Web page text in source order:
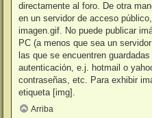
directamente al foro. De otra
en un servidor de acceso
imagen.gif. No puede publicar
PC (a menos que sea un
las que se encuentren
autenticación, e.j. hotmail o
contraseñas, etc. Para exhibir
etiqueta [img].
Arriba